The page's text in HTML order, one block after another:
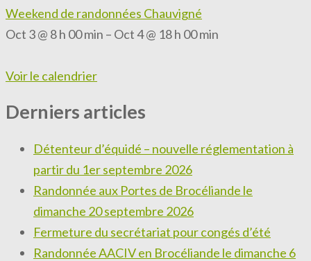
Weekend de randonnées Chauvigné
Oct 3 @ 8 h 00 min – Oct 4 @ 18 h 00 min
Voir le calendrier
Derniers articles
Détenteur d’équidé – nouvelle réglementation à
partir du 1er septembre 2026
Randonnée aux Portes de Brocéliande le
dimanche 20 septembre 2026
Fermeture du secrétariat pour congés d’été
Randonnée AACIV en Brocéliande le dimanche 6